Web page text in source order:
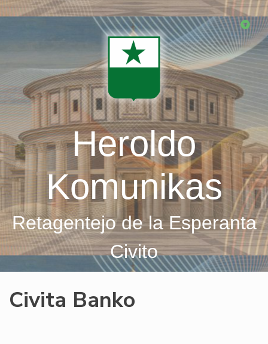
Skip
Heroldo
Komunikas
Retagentejo de la Esperanta
Civito
Civita Banko